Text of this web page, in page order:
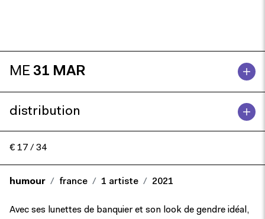
ME 31 MAR
distribution
€ 17 / 34
humour france 1 artiste 2021
Avec ses lunettes de banquier et son look de gendre idéal,